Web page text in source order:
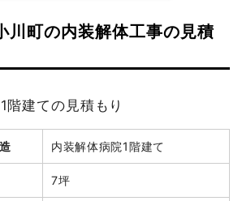
円
785万円
940万円
川町の内装解体工事の見積
階建ての見積もり
内装解体病院1階建て
7坪